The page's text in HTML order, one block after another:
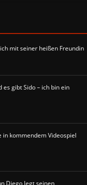
mit seiner heißen Freundin
es gibt Sido – ich bin ein
in kommendem Videospiel